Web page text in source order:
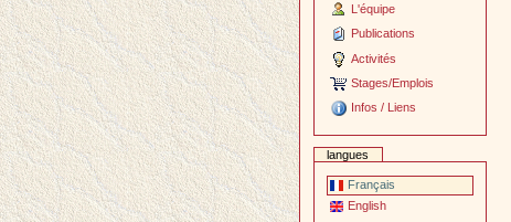
L'équipe
Publications
Activités
Stages/Emplois
Infos / Liens
langues
Français
English